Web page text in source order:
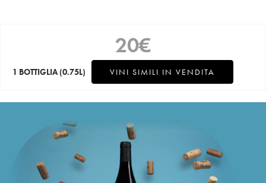
20€
1 BOTTIGLIA (0.75L) VINI SIMILI IN VENDITA